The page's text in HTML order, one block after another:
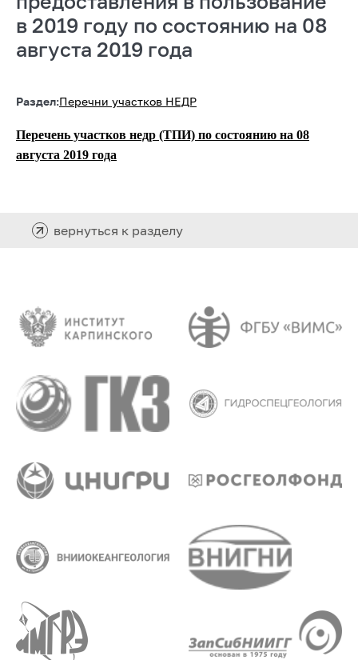
в 2019 году по состоянию на 08
августа 2019 года
Раздел:Перечни участков НЕДР
Перечень участков недр (ТПИ) по состоянию на 08
августа 2019 года
вернуться к разделу